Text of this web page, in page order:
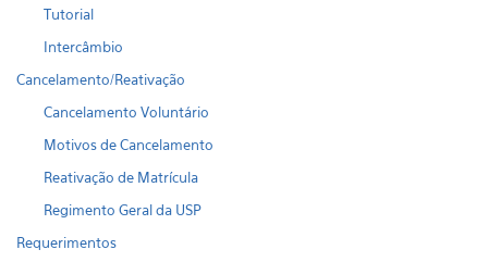
Tutorial
Intercâmbio
Cancelamento/Reativação
Cancelamento Voluntário
Motivos de Cancelamento
Reativação de Matrícula
Regimento Geral da USP
Requerimentos